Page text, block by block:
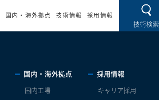
国内・海外拠点 技術情報
採用情報
技術検索
国内・海外拠点
国内工場
採用情報
キャリア採用